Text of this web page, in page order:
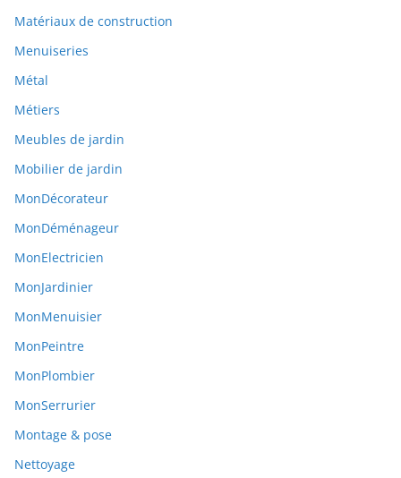
Matériaux de construction
Menuiseries
Métal
Métiers
Meubles de jardin
Mobilier de jardin
MonDécorateur
MonDéménageur
MonElectricien
MonJardinier
MonMenuisier
MonPeintre
MonPlombier
MonSerrurier
Montage & pose
Nettoyage